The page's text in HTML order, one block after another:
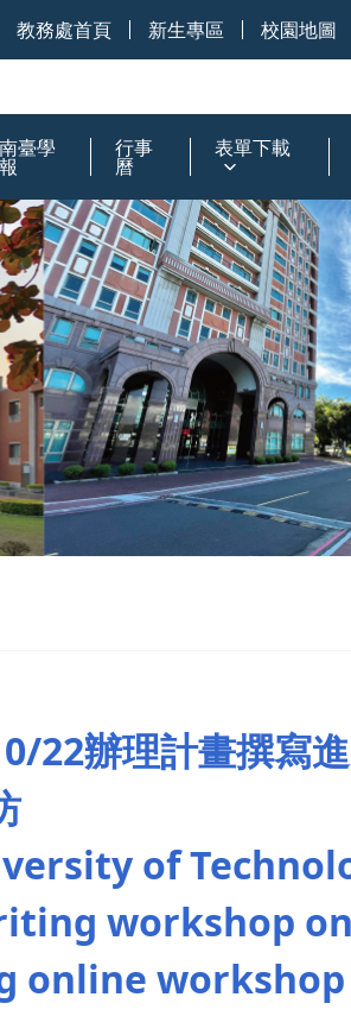
教務處首頁 新生專區 校園地圖
南臺學
報
行事
曆
表單下載
22辦理計畫撰寫
of
workshop
online workshop